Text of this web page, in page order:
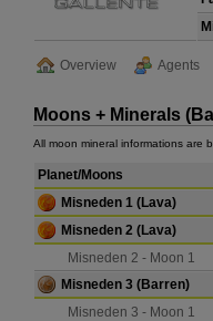
Overview Agents
Moons + Minerals
All moon mineral informations are
Planet/Moons
Misneden 1 (Lava)
Misneden 2 (Lava)
Misneden 2 - Moon 1
Misneden 3 (Barren)
Misneden 3 - Moon 1